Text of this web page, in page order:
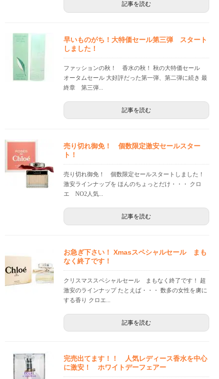
記事を読む
早いものがち！大特価セール第三弾 スタート
しました！
ファッションの秋！ 香水の秋！ 秋の大特価セール
オータムセール 大好評だった第一弾、第二弾に続き 最
終章 第三弾...
記事を読む
売り切れ御免！ 個数限定激安セールスター
ト！
売り切れ御免！ 個数限定セールスタートしました！
激安ラインナップを ほんのちょっとだけ・・・ クロ
エ NO2人気...
記事を読む
お急ぎ下さい！ Xmasスペシャルセール まも
なく終了です！
クリスマススペシャルセール まもなく終了です！ 超
激安のラインナップ たとえば・・・ 数多の女性を虜に
する香り クロエ...
記事を読む
完売出てます！！ 人気レディース香水を中心
に激安！ ホワイトデーフェアー